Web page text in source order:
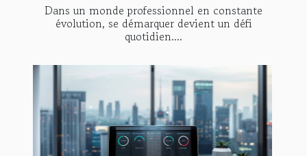
Dans un monde professionnel en constante
évolution, se démarquer devient un défi
quotidien....